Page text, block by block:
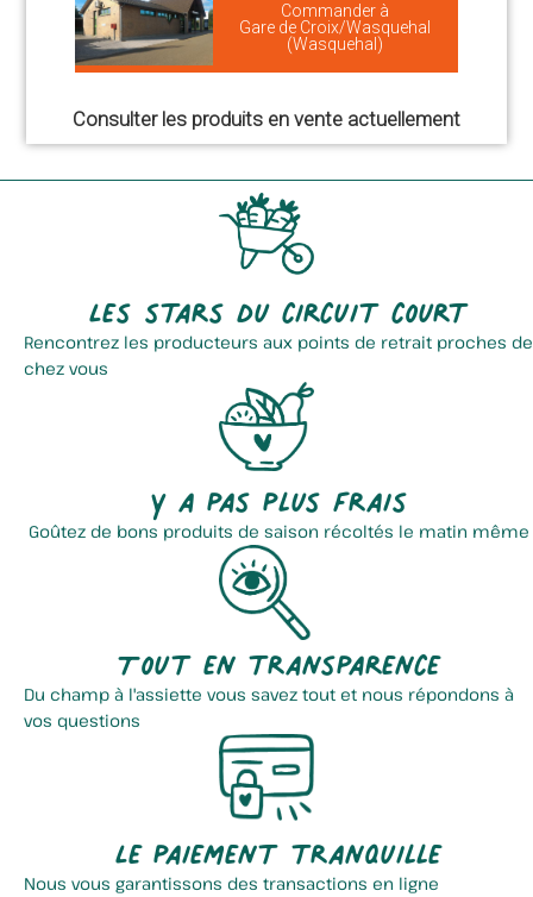
Commander à
Gare de Croix/Wasquehal
(Wasquehal)
Consulter les produits en vente actuellement
Les stars du circuit court
Rencontrez les producteurs aux points de retrait proches de
chez vous
Y a pas plus frais
Goûtez de bons produits de saison récoltés le matin même
Tout en transparence
Du champ à l'assiette vous savez tout et nous répondons à
vos questions
Le paiement tranquille
Nous vous garantissons des transactions en ligne